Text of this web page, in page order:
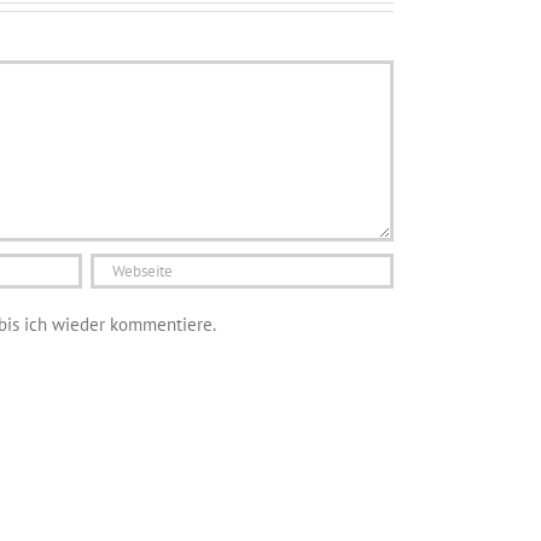
ich wieder kommentiere.